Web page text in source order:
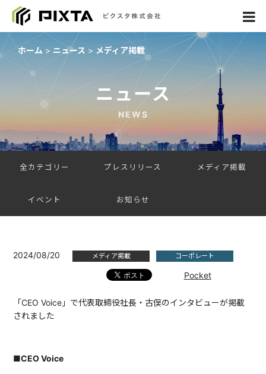
ホーム ニュース メディア掲載
ニュース
NEWS
全カテゴリー プレスリリース メディア掲載
イベント お知らせ
2024/08/20 メディア掲載 コーポレート
Pocket
「CEO Voice」で代表取締役社長・古俣のインタビューが掲載
されました
■CEO Voice